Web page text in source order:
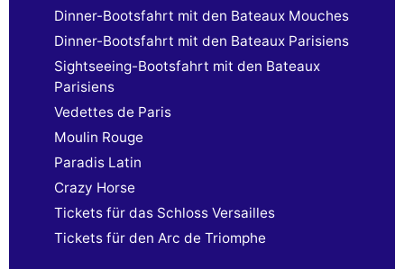
Dinner-Bootsfahrt mit den Bateaux Mouches
Dinner-Bootsfahrt mit den Bateaux Parisiens
Sightseeing-Bootsfahrt mit den Bateaux
Parisiens
Vedettes de Paris
Moulin Rouge
Paradis Latin
Crazy Horse
Tickets für das Schloss Versailles
Tickets für den Arc de Triomphe